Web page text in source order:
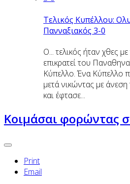
Τελικός Κυπέλλου:
Πανναξιακός 3-0
Ο... τελικός ήταν χθες
επικρατεί του
Κύπελλο. Ένα Κύπελλο
μετά νικώντας με
και έφτασε...
Kοιμάσαι φορώντας
Print
Email